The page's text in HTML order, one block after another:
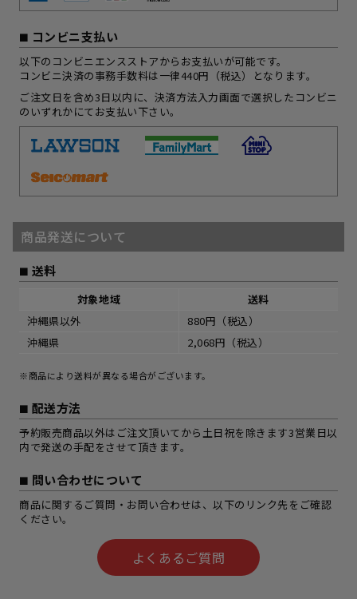
コンビニ支払い
以下のコンビニエンスストアからお支払いが可能です。
コンビニ決済の事務手数料は一律440円（税込）となります。
ご注文日を含め3日以内に、決済方法入力画面で選択したコンビニ
のいずれかにてお支払い下さい。
商品発送について
送料
対象地域
送料
沖縄県以外
880円（税込）
沖縄県
2,068円（税込）
※商品により送料が異なる場合がございます。
配送方法
予約販売商品以外はご注文頂いてから土日祝を除きます3営業日以
内で発送の手配をさせて頂きます。
問い合わせについて
商品に関するご質問・お問い合わせは、以下のリンク先をご確認
ください。
よくあるご質問